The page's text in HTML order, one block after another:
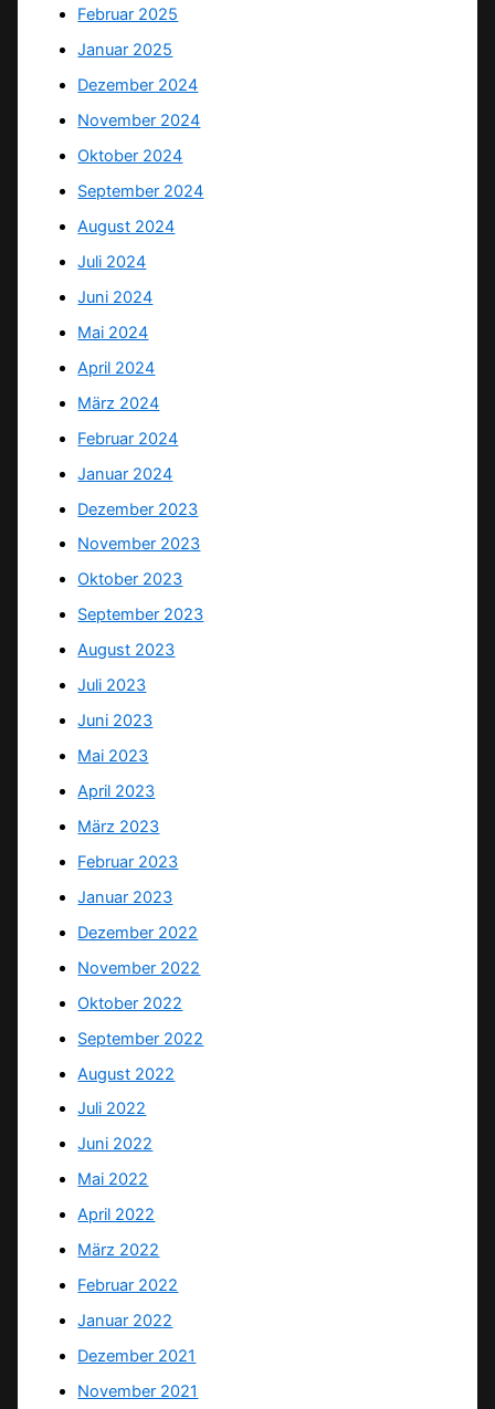
Februar 2025
Januar 2025
Dezember 2024
November 2024
Oktober 2024
September 2024
August 2024
Juli 2024
Juni 2024
Mai 2024
April 2024
März 2024
Februar 2024
Januar 2024
Dezember 2023
November 2023
Oktober 2023
September 2023
August 2023
Juli 2023
Juni 2023
Mai 2023
April 2023
März 2023
Februar 2023
Januar 2023
Dezember 2022
November 2022
Oktober 2022
September 2022
August 2022
Juli 2022
Juni 2022
Mai 2022
April 2022
März 2022
Februar 2022
Januar 2022
Dezember 2021
November 2021